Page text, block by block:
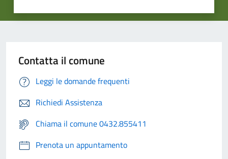
Contatta il comune
Leggi le domande frequenti
Richiedi Assistenza
Chiama il comune 0432.855411
Prenota un appuntamento